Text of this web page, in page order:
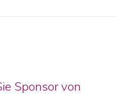
Sponsor von